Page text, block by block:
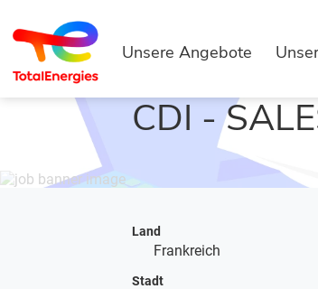
Unsere Angebote
STARTSEITE JOBS
CDI -
Land
Frankreich
Stadt